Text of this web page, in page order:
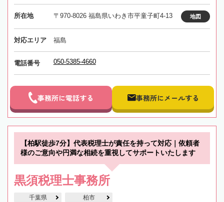
所在地 〒970-8026 福島県いわき市平童子町4-13 地図
対応エリア 福島
電話番号 050-5385-4660
事務所に電話する 事務所にメールする
【柏駅徒歩7分】代表税理士が責任を持って対応｜依頼者
様のご意向や円満な相続を重視してサポートいたします
黒須税理士事務所
千葉県 柏市